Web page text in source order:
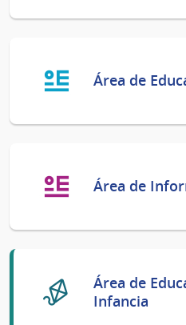
Área de
Área de
Área de
Infancia